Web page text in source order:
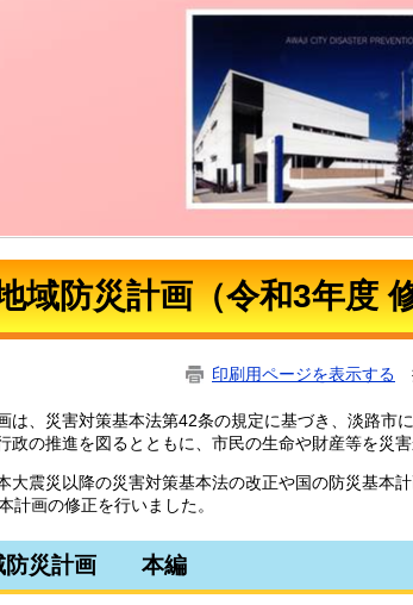
域防災計画（令和3年度
印刷用ページを表示する
、災害対策基本法第42条の規定に基づき、淡路市
政の推進を図るとともに、市民の生命や財産等を災
震災以降の災害対策基本法の改正や国の防災基本
計画の修正を行いました。
防災計画 本編